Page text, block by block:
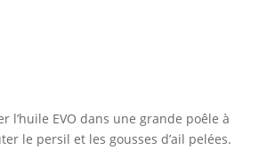
l’huile EVO dans une grande poêle à
le persil et les gousses d’ail pelées.